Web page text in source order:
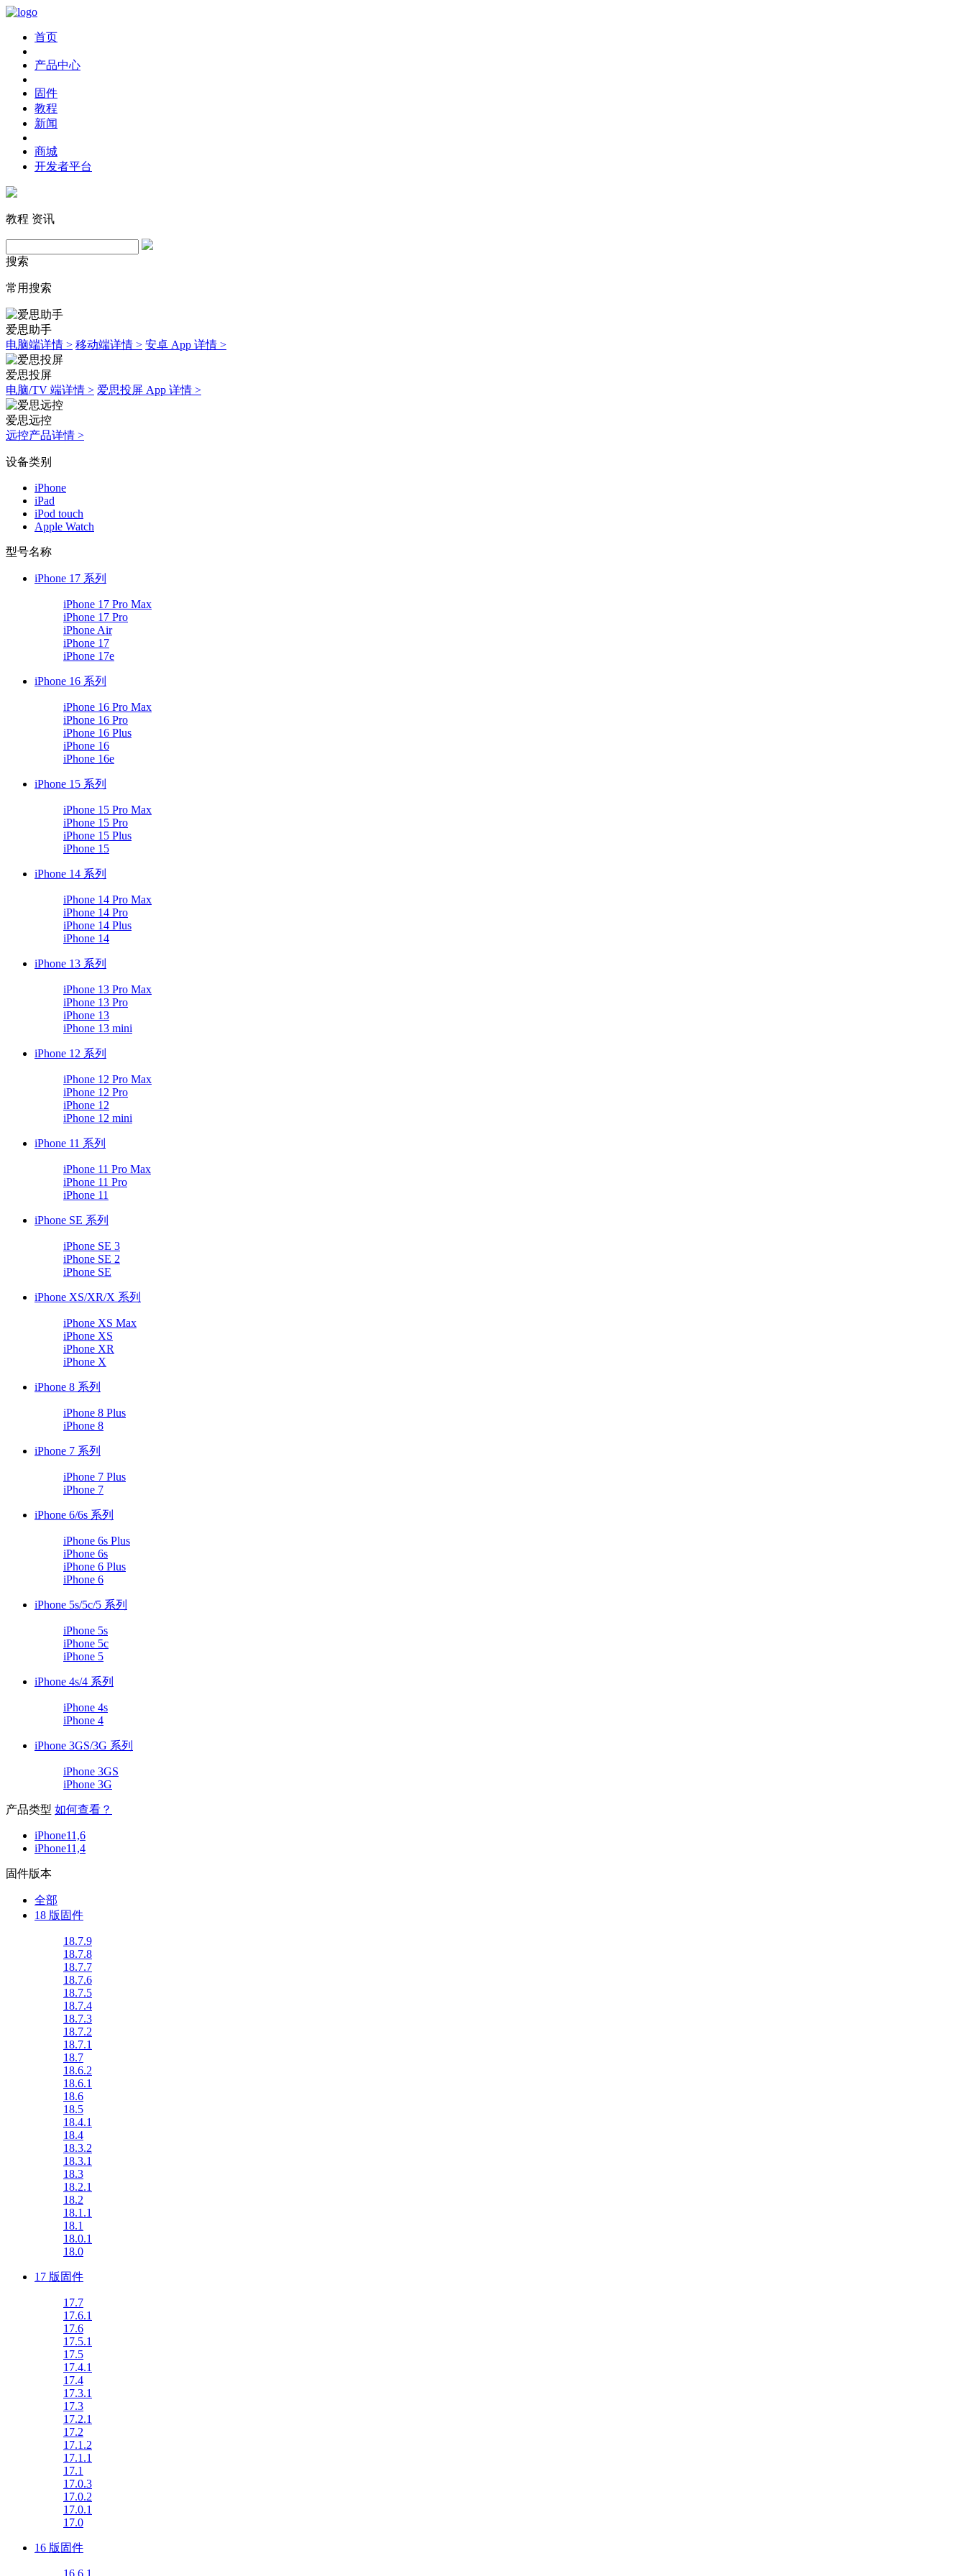
首页
产品中心
固件
教程
新闻
商城
开发者平台
教程 资讯
搜索
常用搜索
爱思助手
电脑端详情 > 移动端详情 > 安卓 App 详情 >
爱思投屏
电脑/TV 端详情 > 爱思投屏 App 详情 >
爱思远控
远控产品详情 >
设备类别
iPhone
iPad
iPod touch
Apple Watch
型号名称
iPhone 17 系列
iPhone 17 Pro Max
iPhone 17 Pro
iPhone Air
iPhone 17
iPhone 17e
iPhone 16 系列
iPhone 16 Pro Max
iPhone 16 Pro
iPhone 16 Plus
iPhone 16
iPhone 16e
iPhone 15 系列
iPhone 15 Pro Max
iPhone 15 Pro
iPhone 15 Plus
iPhone 15
iPhone 14 系列
iPhone 14 Pro Max
iPhone 14 Pro
iPhone 14 Plus
iPhone 14
iPhone 13 系列
iPhone 13 Pro Max
iPhone 13 Pro
iPhone 13
iPhone 13 mini
iPhone 12 系列
iPhone 12 Pro Max
iPhone 12 Pro
iPhone 12
iPhone 12 mini
iPhone 11 系列
iPhone 11 Pro Max
iPhone 11 Pro
iPhone 11
iPhone SE 系列
iPhone SE 3
iPhone SE 2
iPhone SE
iPhone XS/XR/X 系列
iPhone XS Max
iPhone XS
iPhone XR
iPhone X
iPhone 8 系列
iPhone 8 Plus
iPhone 8
iPhone 7 系列
iPhone 7 Plus
iPhone 7
iPhone 6/6s 系列
iPhone 6s Plus
iPhone 6s
iPhone 6 Plus
iPhone 6
iPhone 5s/5c/5 系列
iPhone 5s
iPhone 5c
iPhone 5
iPhone 4s/4 系列
iPhone 4s
iPhone 4
iPhone 3GS/3G 系列
iPhone 3GS
iPhone 3G
产品类型 如何查看？
iPhone11,6
iPhone11,4
固件版本
全部
18 版固件
18.7.9
18.7.8
18.7.7
18.7.6
18.7.5
18.7.4
18.7.3
18.7.2
18.7.1
18.7
18.6.2
18.6.1
18.6
18.5
18.4.1
18.4
18.3.2
18.3.1
18.3
18.2.1
18.2
18.1.1
18.1
18.0.1
18.0
17 版固件
17.7
17.6.1
17.6
17.5.1
17.5
17.4.1
17.4
17.3.1
17.3
17.2.1
17.2
17.1.2
17.1.1
17.1
17.0.3
17.0.2
17.0.1
17.0
16 版固件
16.6.1